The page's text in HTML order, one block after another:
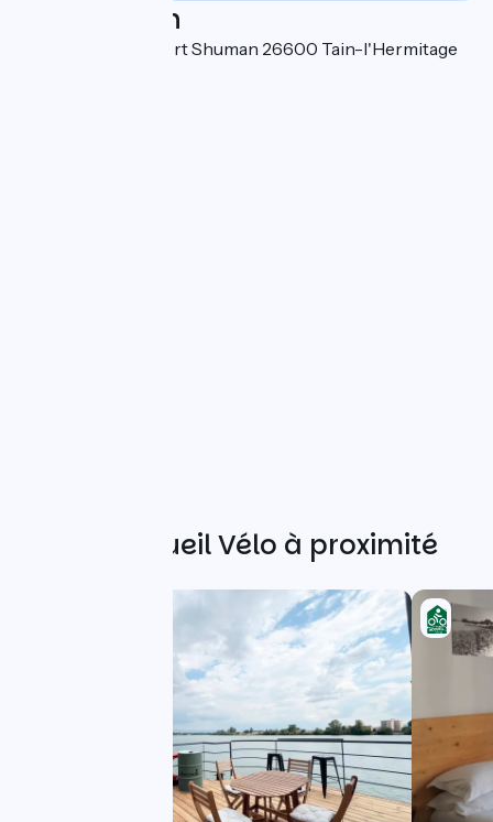
Localisation
6 promenade Robert Shuman 26600 Tain-l'Hermitage
Autres Accueil Vélo à proximité